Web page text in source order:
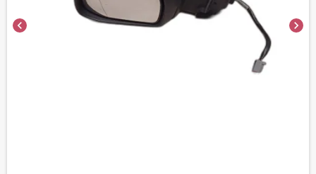
chevron_left chevron_right